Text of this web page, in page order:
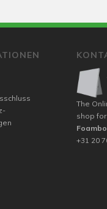
The
shop
+31 20